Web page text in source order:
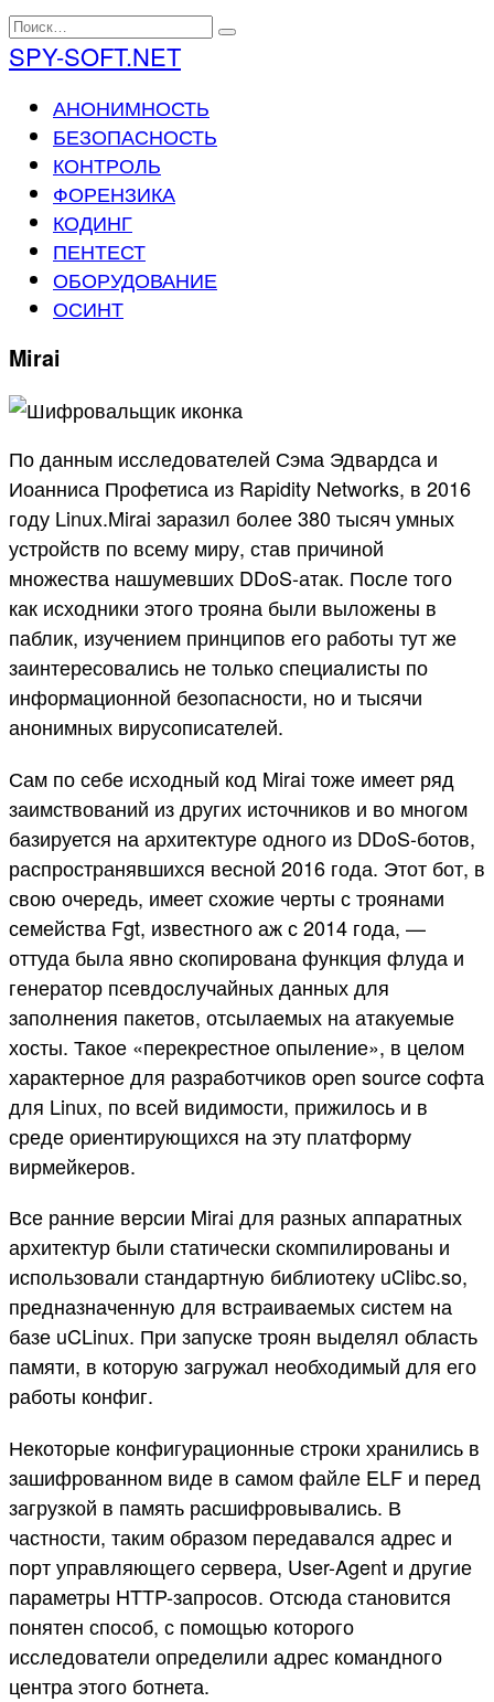
Перейти
к
содержанию
Search
for:
SPY-SOFT.NET
АНОНИМНОСТЬ
БЕЗОПАСНОСТЬ
КОНТРОЛЬ
ФОРЕНЗИКА
КОДИНГ
ПЕНТЕСТ
ОБОРУДОВАНИЕ
ОСИНТ
Mirai
По данным исследователей Сэма Эдвардса и
Иоанниса Профетиса из Rapidity Networks, в 2016
году Linux.Mirai заразил более 380 тысяч умных
устройств по всему миру, став причиной
множества нашумевших DDoS-атак. После того
как исходники этого трояна были выложены в
паблик, изучением принципов его работы тут же
заинтересовались не только специалисты по
информационной безопасности, но и тысячи
анонимных вирусописателей.
Сам по себе исходный код Mirai тоже имеет ряд
заимствований из других источников и во многом
базируется на архитектуре одного из DDoS-ботов,
распространявшихся весной 2016 года. Этот бот, в
свою очередь, имеет схожие черты с троянами
семейства Fgt, известного аж с 2014 года, —
оттуда была явно скопирована функция флуда и
генератор псевдослучайных данных для
заполнения пакетов, отсылаемых на атакуемые
хосты. Такое «перекрестное опыление», в целом
характерное для разработчиков open source софта
для Linux, по всей видимости, прижилось и в
среде ориентирующихся на эту платформу
вирмейкеров.
Все ранние версии Mirai для разных аппаратных
архитектур были статически скомпилированы и
использовали стандартную библиотеку uClibc.so,
предназначенную для встраиваемых систем на
базе uCLinux. При запуске троян выделял область
памяти, в которую загружал необходимый для его
работы конфиг.
Некоторые конфигурационные строки хранились в
зашифрованном виде в самом файле ELF и перед
загрузкой в память расшифровывались. В
частности, таким образом передавался адрес и
порт управляющего сервера, User-Agent и другие
параметры HTTP-запросов. Отсюда становится
понятен способ, с помощью которого
исследователи определили адрес командного
центра этого ботнета.